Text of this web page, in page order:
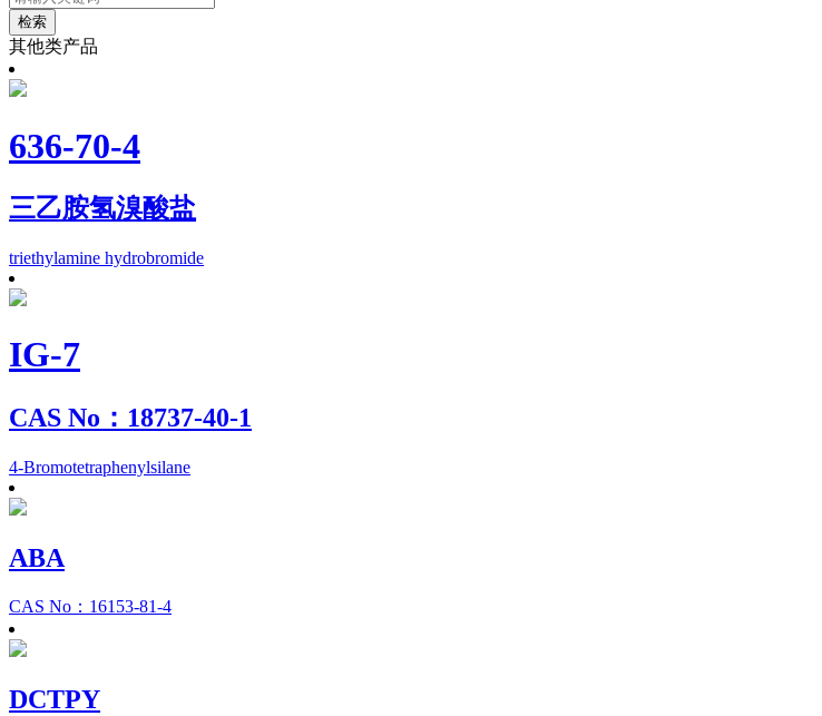
其他类产品
636-70-4
三乙胺氢溴酸盐
triethylamine hydrobromide
IG-7
CAS No：18737-40-1
4-Bromotetraphenylsilane
ABA
CAS No：16153-81-4
DCTPY